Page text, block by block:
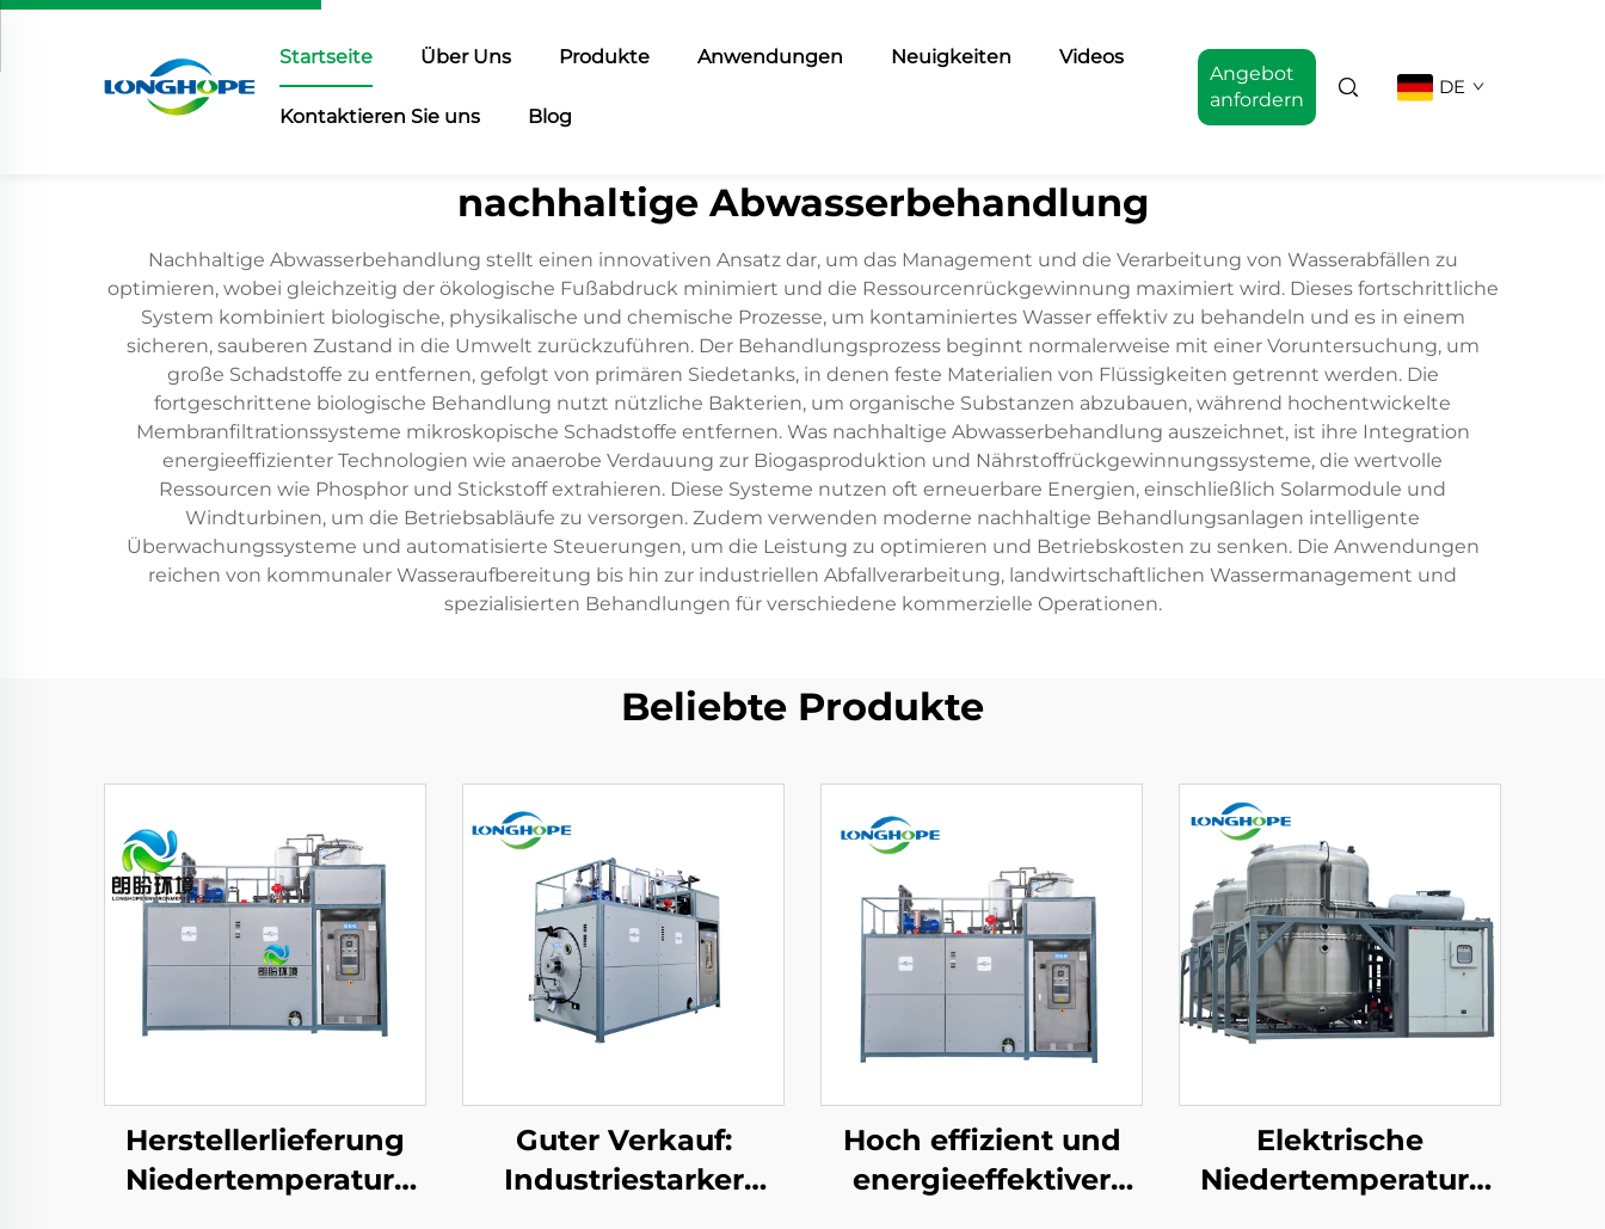
Startseite Über Uns Produkte Anwendungen Neuigkeiten Videos
Kontaktieren Sie uns Blog
Angebot
anfordern
DE
nachhaltige Abwasserbehandlung
Nachhaltige Abwasserbehandlung stellt einen innovativen Ansatz dar, um das Management und die Verarbeitung von Wasserabfällen zu
optimieren, wobei gleichzeitig der ökologische Fußabdruck minimiert und die Ressourcenrückgewinnung maximiert wird. Dieses fortschrittliche
System kombiniert biologische, physikalische und chemische Prozesse, um kontaminiertes Wasser effektiv zu behandeln und es in einem
sicheren, sauberen Zustand in die Umwelt zurückzuführen. Der Behandlungsprozess beginnt normalerweise mit einer Voruntersuchung, um
große Schadstoffe zu entfernen, gefolgt von primären Siedetanks, in denen feste Materialien von Flüssigkeiten getrennt werden. Die
fortgeschrittene biologische Behandlung nutzt nützliche Bakterien, um organische Substanzen abzubauen, während hochentwickelte
Membranfiltrationssysteme mikroskopische Schadstoffe entfernen. Was nachhaltige Abwasserbehandlung auszeichnet, ist ihre Integration
energieeffizienter Technologien wie anaerobe Verdauung zur Biogasproduktion und Nährstoffrückgewinnungssysteme, die wertvolle
Ressourcen wie Phosphor und Stickstoff extrahieren. Diese Systeme nutzen oft erneuerbare Energien, einschließlich Solarmodule und
Windturbinen, um die Betriebsabläufe zu versorgen. Zudem verwenden moderne nachhaltige Behandlungsanlagen intelligente
Überwachungssysteme und automatisierte Steuerungen, um die Leistung zu optimieren und Betriebskosten zu senken. Die Anwendungen
reichen von kommunaler Wasseraufbereitung bis hin zur industriellen Abfallverarbeitung, landwirtschaftlichen Wassermanagement und
spezialisierten Behandlungen für verschiedene kommerzielle Operationen.
Beliebte Produkte
Herstellerlieferung
Niedertemperatur-
Guter Verkauf:
Industriestarker
Hoch effizient und
energieeffektiver
Elektrische
Niedertemperatur-